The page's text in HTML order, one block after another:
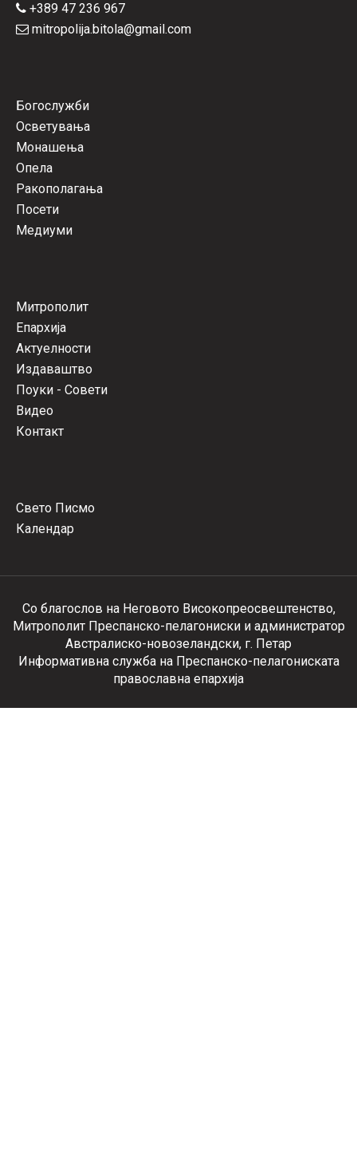
+389 47 236 967
mitropolija.bitola@gmail.com
Богослужби
Осветувања
Монашења
Опела
Ракополагања
Посети
Медиуми
Митрополит
Епархија
Актуелности
Издаваштво
Поуки - Совети
Видео
Контакт
Свето Писмо
Календар
Со благослов на Неговото Високопреосвештенство,
Митрополит Преспанско-пелагониски и администратор
Австралиско-новозеландски, г. Петар
Информативна служба на Преспанско-пелагониската
православна епархија